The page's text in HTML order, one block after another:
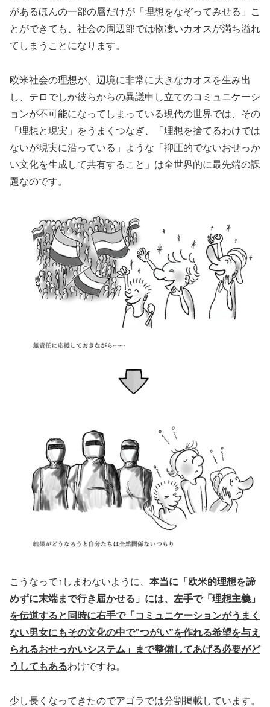
があるほんの一部の層だけが「理想をなぞってみせる」こ
とができても、社会の周辺部では物凄いカオスが満ち溢れ
てしまうことになります。
欧米社会の理想が、辺境に非常に大きなカオスを生み出
し、テロでしか彼らからの異議申し立てのコミュニケーシ
ョンが不可能になってしまっている現代の世界では、その
「理想と現実」をうまくつなぎ、「理想を捨てるわけでは
ないが現実に沿っている」ような「抑圧的でないおせっか
い文化を生成して共有すること」は全世界的に最先端の課
題なのです。
こうなって↑しまわないように、 本当に「欧米的理想を諦
めずに末端まで行き届かせる」には、左手で「理想主義」
を伝道すると同時に右手で「コミュニケーションがうまく
ない男女にもその文化の中で”つがい”を作れる希望を与え
られるおせっかいシステム」まで整備してあげる必要がど
うしてもあるわけですね。
少し長くなってきたのでアゴラでは分割掲載しています。